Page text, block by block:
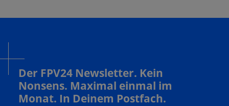
Der FPV24 Newsletter. Kein
Nonsens. Maximal einmal im
Monat. In Deinem Postfach.